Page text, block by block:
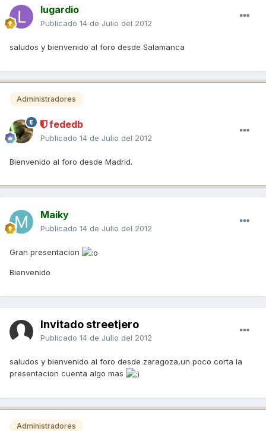
lugardio
Publicado 14 de Julio del 2012
saludos y bienvenido al foro desde Salamanca
Administradores
fededb
Publicado 14 de Julio del 2012
Bienvenido al foro desde Madrid.
Maiky
Publicado 14 de Julio del 2012
Gran presentacion
Bienvenido
Invitado streetjero
Publicado 14 de Julio del 2012
saludos y bienvenido al foro desde zaragoza,un poco corta la
presentacion cuenta algo mas
Administradores